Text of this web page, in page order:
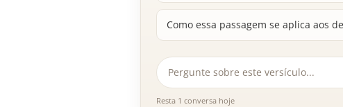
Como essa passagem se aplica aos
Resta 1 conversa hoje